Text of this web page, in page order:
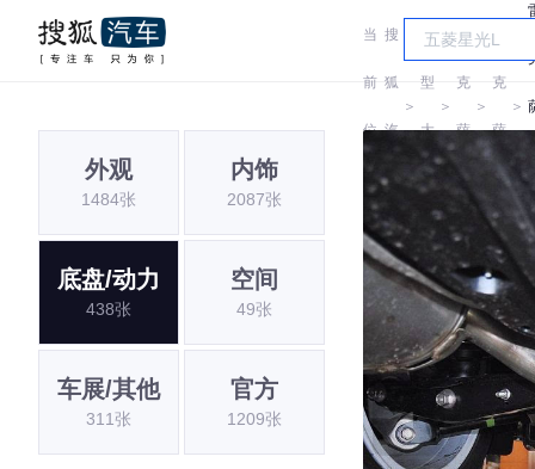
当
前
位
置:
搜
狐
汽
车
＞
车
型
大
全
＞
雷
克
萨
斯
＞
雷
克
萨
斯
＞
外观
1484张
内饰
2087张
底盘/动力
438张
空间
49张
车展/其他
311张
官方
1209张